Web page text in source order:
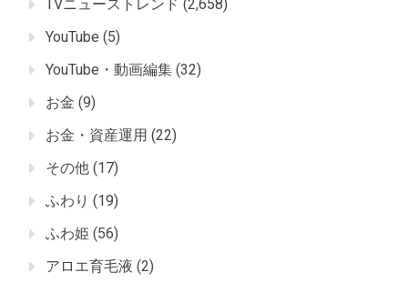
TVニューストレンド (2,658)
YouTube (5)
YouTube・動画編集 (32)
お金 (9)
お金・資産運用 (22)
その他 (17)
ふわり (19)
ふわ姫 (56)
アロエ育毛液 (2)